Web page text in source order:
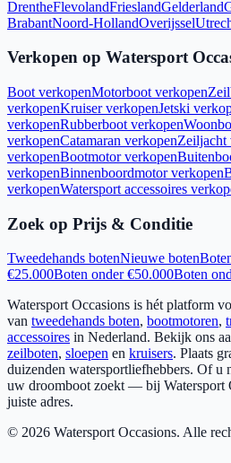
DrentheFlevolandFrieslandGelderland
BrabantNoord-HollandOverijssel
Verkopen op Watersport
Boot verkopenMotorboot verkopen
verkopenKruiser verkopenJetski
verkopenRubberboot verkopen
verkopenCatamaran verkopenZeiljacht
verkopenBootmotor verkopen
verkopenBinnenboordmotor verkopen
verkopenWatersport accessoires
Zoek op Prijs & Conditie
Tweedehands botenNieuwe boten
€25.000Boten onder €50.000Boten
Watersport Occasions is hét platform
van tweedehands boten, bootmotoren,
accessoires in Nederland. Bekijk ons
zeilboten, sloepen en kruisers. Plaats
duizenden watersportliefhebbers. Of u
uw droomboot zoekt — bij Watersport
juiste adres.
© 2026 Watersport Occasions. Alle